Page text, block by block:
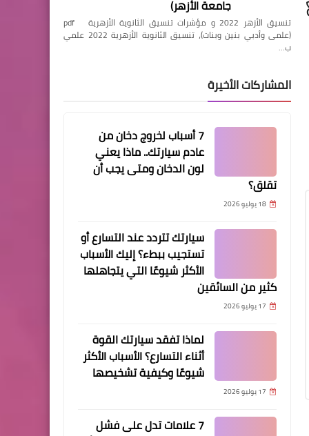
الاستعلام عن موعد قضية
الكترونيا عبر بوابة ناجز( ناجز
استعلام عن قضية)
التعليم ونظام نور
الاستعداد لاختبار بيرلز والجدول
الزمني للاختبارات
إصدار وكالة إلكترونياً من
مكانك وبدون زيارة كتابة العدل
جامعة الأزهر)
تنسيق الأزهر 2022 و مؤشرات تنسيق الثانوية الأزهرية pdf
(علمى وأدبي بنين وبنات)، تنسيق الثانوية الأزهرية 2022 علمي
ب…
المشاركات الأخيرة
7 أسباب لخروج دخان من
عادم سيارتك.. ماذا يعني
لون الدخان ومتى يجب أن
تقلق؟
18 يوليو 2026
سيارتك تتردد عند التسارع أو
تستجيب ببطء؟ إليك الأسباب
الأكثر شيوعًا التي يتجاهلها
كثير من السائقين
17 يوليو 2026
لماذا تفقد سيارتك القوة
أثناء التسارع؟ الأسباب الأكثر
شيوعًا وكيفية تشخيصها
17 يوليو 2026
7 علامات تدل على فشل